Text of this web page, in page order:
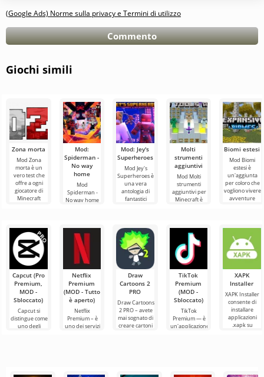
(Google Ads) Norme sulla privacy e Termini di utilizzo
Commento
Giochi simili
Zona morta
Mod Zona
morta è un
vero test che
offre a ogni
giocatore di
Minecraft
Mod:
Spiderman -
No way
home
Mod
Spiderman -
No way home
popolari
dell'universo
Marvel nel
Mod: Jey's
Superheroes
Mod Jey's
Superheroes è
una vera
antologia di
fantastici
film,
Molti
strumenti
aggiuntivi
Mod Molti
strumenti
aggiuntivi per
Minecraft è
non dovrai
Biomi estesi
Mod Biomi
estesi è
un'aggiunta
per coloro che
vogliono vivere
avventure
Capcut (Pro
Premium,
MOD -
Sbloccato)
Capcut si
distingue come
uno degli
Netflix
Premium
(MOD - Tutto
è aperto)
Netflix
Premium – è
uno dei servizi
Draw
Cartoons 2
PRO
Draw Cartoons
2 PRO – avete
mai sognato di
creare cartoni
TikTok
Premium
(MOD -
Sbloccato)
TikTok
Premium — è
un'applicazione
XAPK
Installer
XAPK Installer
consente di
installare
applicazioni
.xapk su